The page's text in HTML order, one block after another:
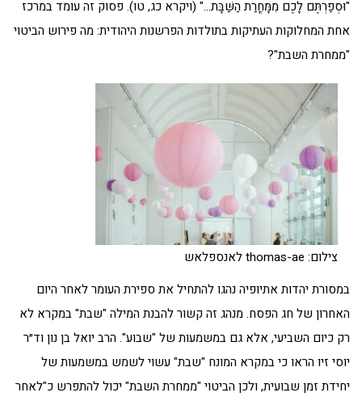
"וּסְפַרְתֶּם לָכֶם מִמָּחֳרַת הַשַּׁבָּת…" (ויקרא כג, טו). פסוק זה עומד במרכז
אחת המחלוקות העתיקות בתולדות הפרשנות היהודית: מה פירוש הביטוי
"ממחרת השבת"?
צילום: thomas-ae לאנספלאש
במסורת יהדות אתיופיה נהגו להתחיל את ספירת העומר לאחר היום
האחרון של חג הפסח. מנהג זה קשור להבנת המילה "שבת" במקרא לא
רק כיום השביעי, אלא גם במשמעות של "שבוע". הרב יואל בן נון וד״ר
יוסי זיו הראו כי במקרא המונח "שבת" עשוי לשמש במשמעות של
יחידת זמן שבועית, ולכן הביטוי "ממחרת השבת" יכול להתפרש כ"לאחר